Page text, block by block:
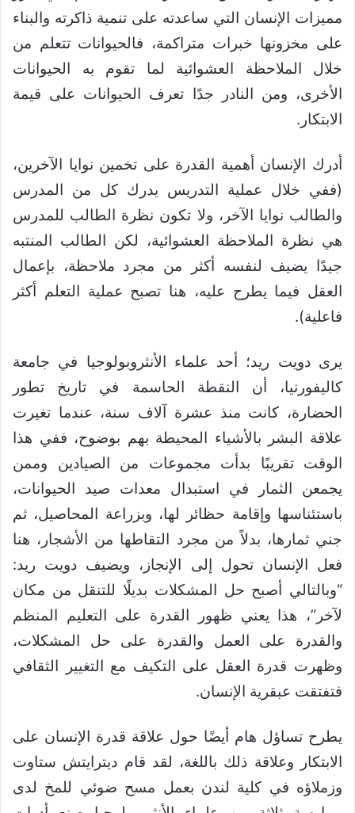
مميزات الإنسان التي ساعدته على تنمية ذاكرته والبناء
على مخزونها خبرات متراكمة، فالحيوانات تتعلم من
خلال الملاحظة العشوائية لما تقوم به الحيوانات
الأخرى، ومن النادر جدًا تعرف الحيوانات على قيمة
الابتكار.
أدرك الإنسان أهمية القدرة على تخمين نوايا الآخرين،
(ففي خلال عملية التدريس يدرك كل من المدرس
والطالب نوايا الآخر، ولا تكون نظرة الطالب للمدرس
هي نظرة الملاحظة العشوائية، لكن الطالب المنتبه
جيدًا يضيف لنفسه أكثر من مجرد ملاحظة، بإعمال
العقل فيما يطرح عليه، هنا تصبح عملية التعلم أكثر
فاعلية).
يرى دويت ريد؛ أحد علماء الأنثروبولوجيا في جامعة
كاليفورنيا، أن النقطة الحاسمة في تاريخ تطور
الحضارة، كانت منذ عشرة آلاف سنة، عندما تغيرت
علاقة البشر بالأشياء المحيطة بهم بوضوح، ففي هذا
الوقت تقريبًا بدأت مجموعات من الصيادين وممن
يجمعن الثمار في استبدال معدات صيد الحيوانات،
باستئناسها وإقامة حظائر لها، وبزراعة المحاصيل، ثم
جني ثمارها، بدلاً من مجرد التقاطها من الأشجار، هنا
فعل الإنسان تحول إلى الإنجاز، ويضيف دويت ريد:
“وبالتالي أصبح حل المشكلات بديلًا للتنقل من مكان
لآخر”، هذا يعني ظهور القدرة على التعليم المنظم
والقدرة على العمل والقدرة على حل المشكلات،
وظهرت قدرة العقل على التكيف مع التغيير الثقافي
فتفتقت عبقرية الإنسان.
يطرح تساؤل هام أيضًا حول علاقة قدرة الإنسان على
الابتكار وعلاقة ذلك باللغة، لقد قام ديترايتش ستاوت
وزملاؤه في كلية لندن بعمل مسح ضوئي للمخ لدى